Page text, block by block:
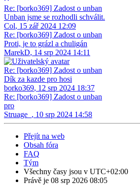
Re: [borko369] Zadost o unban
Unban jsme se rozhodli schválit.
Col, 15 zář 2024 12:09
Re: [borko369] Zadost o unban
Proti, je to grázl a chuligán
MarekD, 14 srp 2024 14:11
Re: [borko369] Zadost o unban
Dík za kazde pro hosi
borko369, 12 srp 2024 18:37
Re: [borko369] Zadost o unban
pro
Struage_ , 10 srp 2024 14:58
Přejít na web
Obsah fóra
FAQ
Tým
Všechny časy jsou v UTC+02:00
Právě je 08 srp 2026 08:05